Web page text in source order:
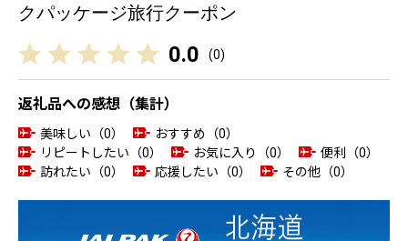
クパッケージ旅行クーポン
0.0 (0)
返礼品への感想（集計）
美味しい（0）
おすすめ（0）
リピートしたい（0）
お気に入り（0）
便利（0）
訪れたい（0）
応援したい（0） その他（0）